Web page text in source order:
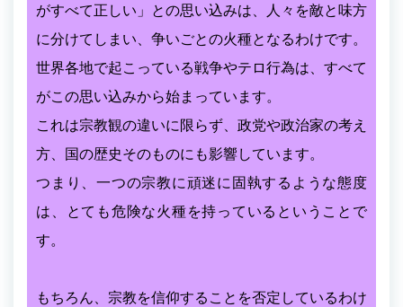
がすべて正しい」との思い込みは、人々を敵と味方
に分けてしまい、争いごとの火種となるわけです。
世界各地で起こっている戦争やテロ行為は、すべて
がこの思い込みから始まっています。
これは宗教観の違いに限らず、政党や政治家の考え
方、国の歴史そのものにも影響しています。
つまり、一つの宗教に頑迷に固執するような態度
は、とても危険な火種を持っているということで
す。
もちろん、宗教を信仰することを否定しているわけ